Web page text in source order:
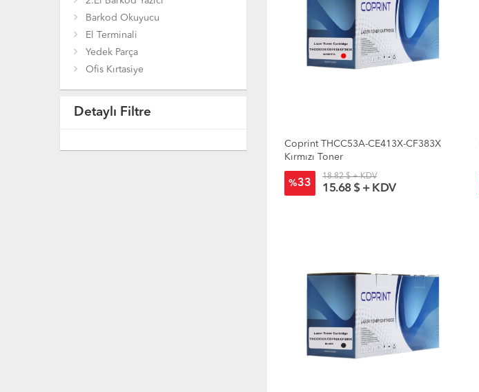
Barkod Okuyucu
El Terminali
Yedek Parça
Ofis Kırtasiye
Detaylı Filtre
Coprint THCC53A-CE413X-CF383X
Kırmızı Toner
%33
18.82 $ + KDV
15.68 $ + KDV